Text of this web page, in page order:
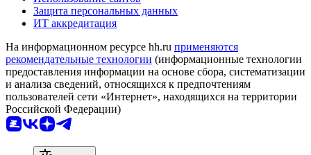
Защита персональных данных
ИТ аккредитация
На информационном ресурсе hh.ru применяются
рекомендательные технологии (информационные технологии
предоставления информации на основе сбора, систематизации
и анализа сведений, относящихся к предпочтениям
пользователей сети «Интернет», находящихся на территории
Российской Федерации)